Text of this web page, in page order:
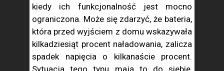
kiedy ich funkcjonalność jest mocno
ograniczona. Może się zdarzyć, że bateria,
która przed wyjściem z domu wskazywała
kilkadziesiąt procent naładowania, zalicza
spadek napięcia o kilkanaście procent.
Sytuacja tego typu mają to do siebie,